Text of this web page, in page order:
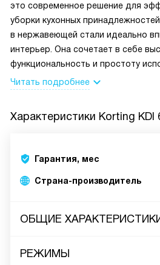
это современное решение для
уборки кухонных
в нержавеющей стали идеально
интерьер. Она сочетает в себе
функциональность и простоту
Читать подробнее
Характеристики Korting KDI
Гарантия, мес
Страна-производитель
ОБЩИЕ
РЕЖИМЫ